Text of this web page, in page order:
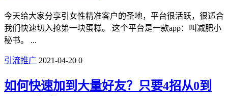
今天给大家分享引女性精准客户的圣地，平台很活跃，很适合
我们快速切入抢第一块蛋糕。 这个平台是一款app：叫减肥小
秘书。 ...
引流推广 2021-04-20 0
如何快速加到大量好友？只要4招从0到